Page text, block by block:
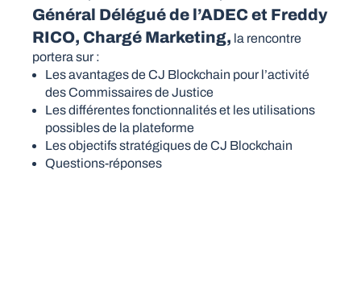
Général Délégué de l’ADEC et Freddy
RICO, Chargé Marketing, la rencontre
portera sur :
Les avantages de CJ Blockchain pour l’activité
des Commissaires de Justice
Les différentes fonctionnalités et les utilisations
possibles de la plateforme
Les objectifs stratégiques de CJ Blockchain
Questions-réponses